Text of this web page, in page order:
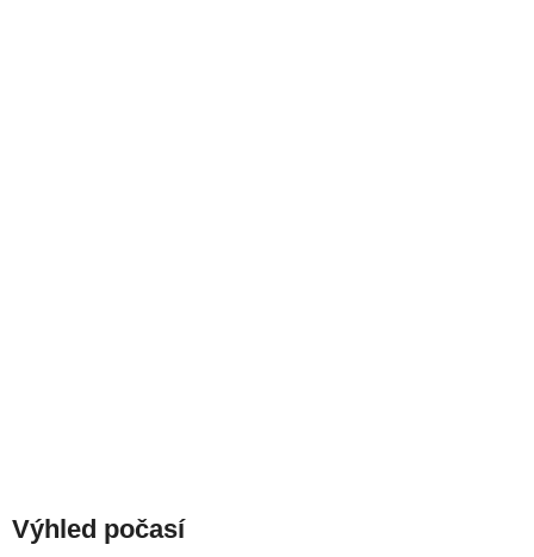
Výhled počasí